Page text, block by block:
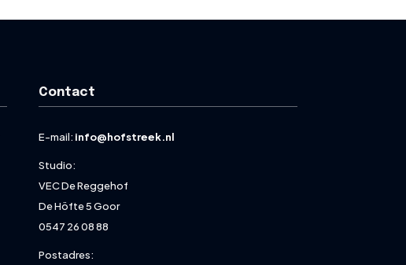
Contact
E-mail: info@hofstreek.nl
Studio:
VEC De Reggehof
De Höfte 5 Goor
0547 26 08 88
Postadres: